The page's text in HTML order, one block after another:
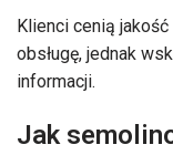
Klienci cenią
obsługę, jednak
informacji.
Jak